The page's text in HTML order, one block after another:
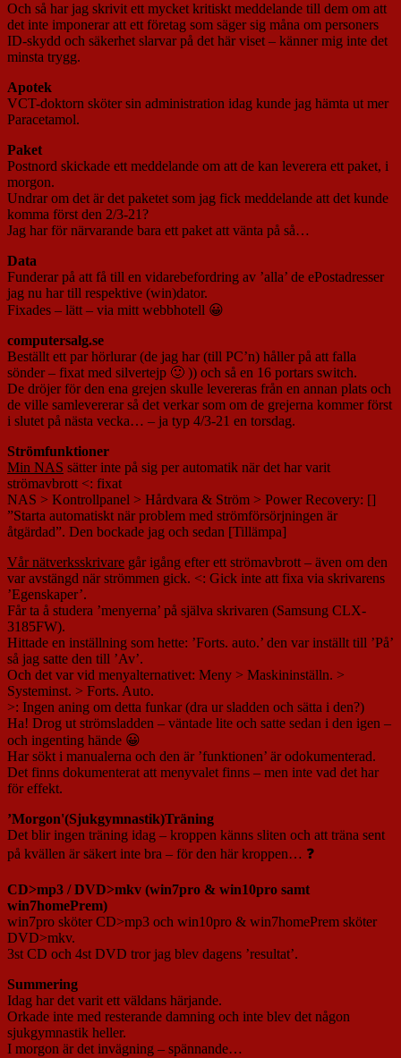
Och så har jag skrivit ett mycket kritiskt meddelande till dem om att
det inte imponerar att ett företag som säger sig måna om personers
ID-skydd och säkerhet slarvar på det här viset – känner mig inte det
minsta trygg.
Apotek
VCT-doktorn sköter sin administration idag kunde jag hämta ut mer
Paracetamol.
Paket
Postnord skickade ett meddelande om att de kan leverera ett paket, i
morgon.
Undrar om det är det paketet som jag fick meddelande att det kunde
komma först den 2/3-21?
Jag har för närvarande bara ett paket att vänta på så…
Data
Funderar på att få till en vidarebefordring av ’alla’ de ePostadresser
jag nu har till respektive (win)dator.
Fixades – lätt – via mitt webbhotell 😀
computersalg.se
Beställt ett par hörlurar (de jag har (till PC’n) håller på att falla
sönder – fixat med silvertejp 🙂 )) och så en 16 portars switch.
De dröjer för den ena grejen skulle levereras från en annan plats och
de ville samlevererar så det verkar som om de grejerna kommer först
i slutet på nästa vecka… – ja typ 4/3-21 en torsdag.
Strömfunktioner
Min NAS sätter inte på sig per automatik när det har varit
strömavbrott <: fixat
NAS > Kontrollpanel > Hårdvara & Ström > Power Recovery: []
”Starta automatiskt när problem med strömförsörjningen är
åtgärdad”. Den bockade jag och sedan [Tillämpa]
Vår nätverksskrivare går igång efter ett strömavbrott – även om den
var avstängd när strömmen gick. <: Gick inte att fixa via skrivarens
’Egenskaper’.
Får ta å studera ’menyerna’ på själva skrivaren (Samsung CLX-
3185FW).
Hittade en inställning som hette: ’Forts. auto.’ den var inställt till ’På’
så jag satte den till ’Av’.
Och det var vid menyalternativet: Meny > Maskininställn. >
Systeminst. > Forts. Auto.
>: Ingen aning om detta funkar (dra ur sladden och sätta i den?)
Ha! Drog ut strömsladden – väntade lite och satte sedan i den igen –
och ingenting hände 😀
Har sökt i manualerna och den är ’funktionen’ är odokumenterad.
Det finns dokumenterat att menyvalet finns – men inte vad det har
för effekt.
’Morgon'(Sjukgymnastik)Träning
Det blir ingen träning idag – kroppen känns sliten och att träna sent
på kvällen är säkert inte bra – för den här kroppen… ❓
CD>mp3 / DVD>mkv (win7pro & win10pro samt
win7homePrem)
win7pro sköter CD>mp3 och win10pro & win7homePrem sköter
DVD>mkv.
3st CD och 4st DVD tror jag blev dagens ’resultat’.
Summering
Idag har det varit ett väldans härjande.
Orkade inte med resterande damning och inte blev det någon
sjukgymnastik heller.
I morgon är det invägning – spännande…